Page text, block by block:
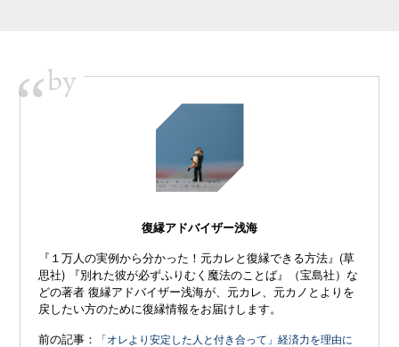
“by
復縁アドバイザー浅海
『１万人の実例から分かった！元カレと復縁できる方法』(草
思社) 『別れた彼が必ずふりむく魔法のことば』（宝島社）な
どの著者 復縁アドバイザー浅海が、元カレ、元カノとよりを
戻したい方のために復縁情報をお届けします。
前の記事：
「オレより安定した人と付き合って」経済力を理由に